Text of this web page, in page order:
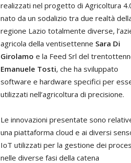
realizzati nel progetto di Agricoltura
nato da un sodalizio tra due realtà
regione Lazio totalmente diverse,
agricola della ventisettenne Sara Di
Girolamo e la Feed Srl del
Emanuele Tosti, che ha sviluppato
software e hardware specifici per
utilizzati nell’agricoltura di precisione.
Le innovazioni presentate sono
una piattaforma cloud e ai diversi
IoT utilizzati per la gestione dei
nelle diverse fasi della catena